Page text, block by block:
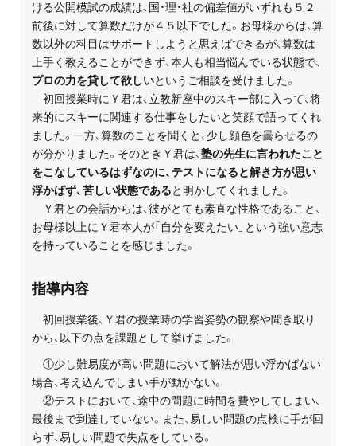
プロ教師が届ける
公式LINE＠
0120-11-3967
受付:9:30～21:30(定休:日曜・祝日)
無料体験授業とは
ける公開模試の成績は、国・理・社の偏差値がいずれも５２
前後に対して算数だけが４５以下でした。お母様からは、算
数以外の科目はサポートしようと思えばできるが、算数は
上手く教えることができず、本人も相当悩んでいる状態で、
プロの力を貸して欲しいというご相談を受けました。
初回授業時にＹ君は、立教新座中のスキー部に入って、将
来的にスキーに関連する仕事をしたいと笑顔で語ってくれ
ました。一方、算数のことを聞くと、少し顔色を曇らせるの
が分かりました。そのときＹ君は、塾の先生に言われたこと
をこなしているはずなのに、テストになると解き方が思い
浮かばず、苦しい状態であると明かしてくれました。
Ｙ君との会話からは、彼がとても素直な性格であること、
お母様以上にＹ君本人が「自分を変えたい」という強い意志
を持っていることを感じました。
指導内容
初回授業後、Ｙ君の授業時の学習姿勢の観察や聞き取り
から、以下の点を課題として挙げました。
①少し難易度が高い問題において解法が思い浮かばない
場合、考え込んでしまい手が動かない。
②テストにおいて、途中の問題に時間を費やしてしまい、
最後まで到達していない。また、易しい問題の点検に手が回
らず、易しい問題で失点をしている。